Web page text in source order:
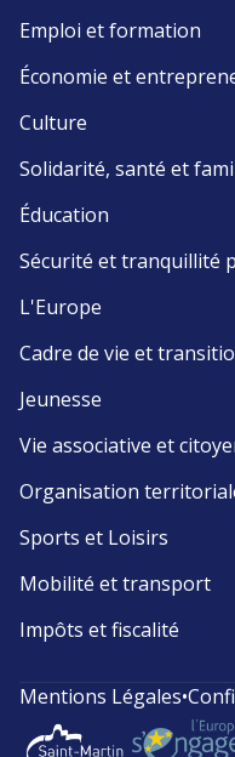
Emploi et formation
Économie et
Culture
Solidarité, santé et
Éducation
Sécurité et tranquillité
L'Europe
Cadre de vie et
Jeunesse
Vie associative et
Organisation
Sports et Loisirs
Mobilité et transport
Impôts et fiscalité
Mentions Légales•